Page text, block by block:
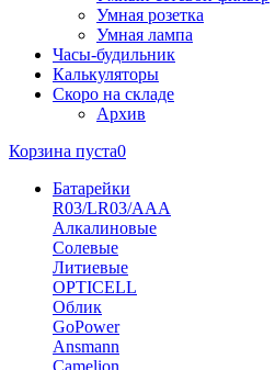
Умная розетка
Умная лампа
Часы-будильник
Калькуляторы
Скоро на складе
Архив
Корзина пуста0
Батарейки
R03/LR03/AAA
Алкалиновые
Солевые
Литиевые
OPTICELL
Облик
GoPower
Ansmann
Camelion